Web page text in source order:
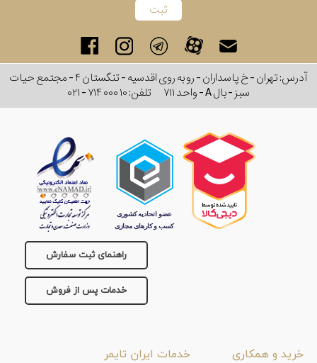
آدرس: تهران - خ پاسداران - رو به روی اقدسیه - تنگستان ۴ - مجتمع حیات
سبز - بال A - واحد ۷۱۱
تلفن:۰۲۱ - ۷۱۴ ۰۰۰ ۱۰
راهنمای ثبت سفارش
خدمات پس از فروش
خرید و همکاری خدمات ایران تایمر